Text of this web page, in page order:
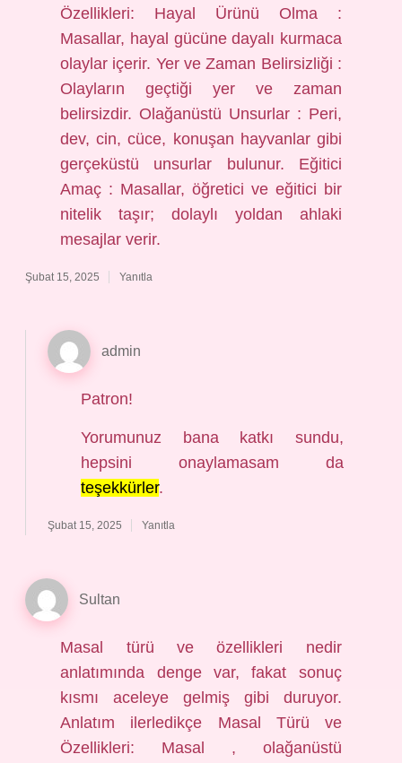
Özellikleri: Hayal Ürünü Olma :
Masallar, hayal gücüne dayalı kurmaca
olaylar içerir. Yer ve Zaman Belirsizliği :
Olayların geçtiği yer ve zaman
belirsizdir. Olağanüstü Unsurlar : Peri,
dev, cin, cüce, konuşan hayvanlar gibi
gerçeküstü unsurlar bulunur. Eğitici
Amaç : Masallar, öğretici ve eğitici bir
nitelik taşır; dolaylı yoldan ahlaki
mesajlar verir.
Şubat 15, 2025 Yanıtla
admin
Patron!
Yorumunuz bana katkı sundu,
hepsini onaylamasam da
teşekkürler.
Şubat 15, 2025 Yanıtla
Sultan
Masal türü ve özellikleri nedir
anlatımında denge var, fakat sonuç
kısmı aceleye gelmiş gibi duruyor.
Anlatım ilerledikçe Masal Türü ve
Özellikleri: Masal , olağanüstü